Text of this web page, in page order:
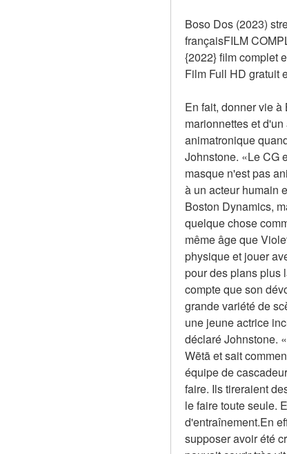
Boso Dos (2023)
françaisFILM
{2022} film complet
Film Full HD gratuit
En fait, donner vie
marionnettes et
animatronique
Johnstone. «Le CG
masque n'est pas
à un acteur humain
Boston Dynamics,
quelque chose
même âge que
physique et jouer
pour des plans plus
compte que son
grande variété de
une jeune actrice
déclaré Johnstone.
Wētā et sait
équipe de
faire. Ils tireraient
le faire toute seule.
d'entraînement.En
supposer avoir été